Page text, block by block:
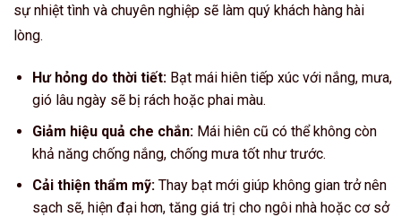
sự nhiệt tình và chuyên nghiệp sẽ làm quý khách hàng hài
lòng.
Hư hỏng do thời tiết:Bạt mái hiên tiếp xúc với nắng, mưa,
gió lâu ngày sẽ bị rách hoặc phai màu.
Giảm hiệu quả che chắn:Mái hiên cũ có thể không còn
khả năng chống nắng, chống mưa tốt như trước.
Cải thiện thẩm mỹ:Thay bạt mới giúp không gian trở nên
sạch sẽ, hiện đại hơn, tăng giá trị cho ngôi nhà hoặc cơ sở